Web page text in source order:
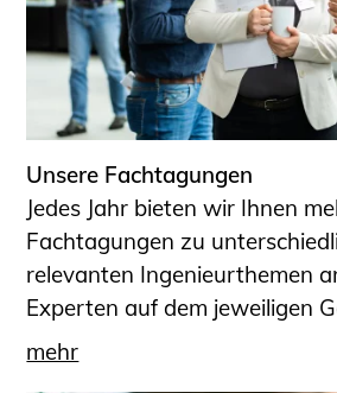
Unsere Fachtagungen
Jedes Jahr bieten wir Ihnen
Fachtagungen zu
relevanten Ingenieurthemen
Experten auf dem jeweiligen
mehr